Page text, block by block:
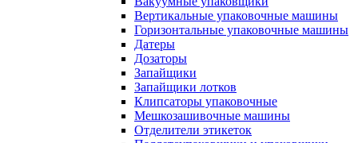
Вертикальные упаковочные машины
Горизонтальные упаковочные машины
Датеры
Дозаторы
Запайщики
Запайщики лотков
Клипсаторы упаковочные
Мешкозашивочные машины
Отделители этикеток